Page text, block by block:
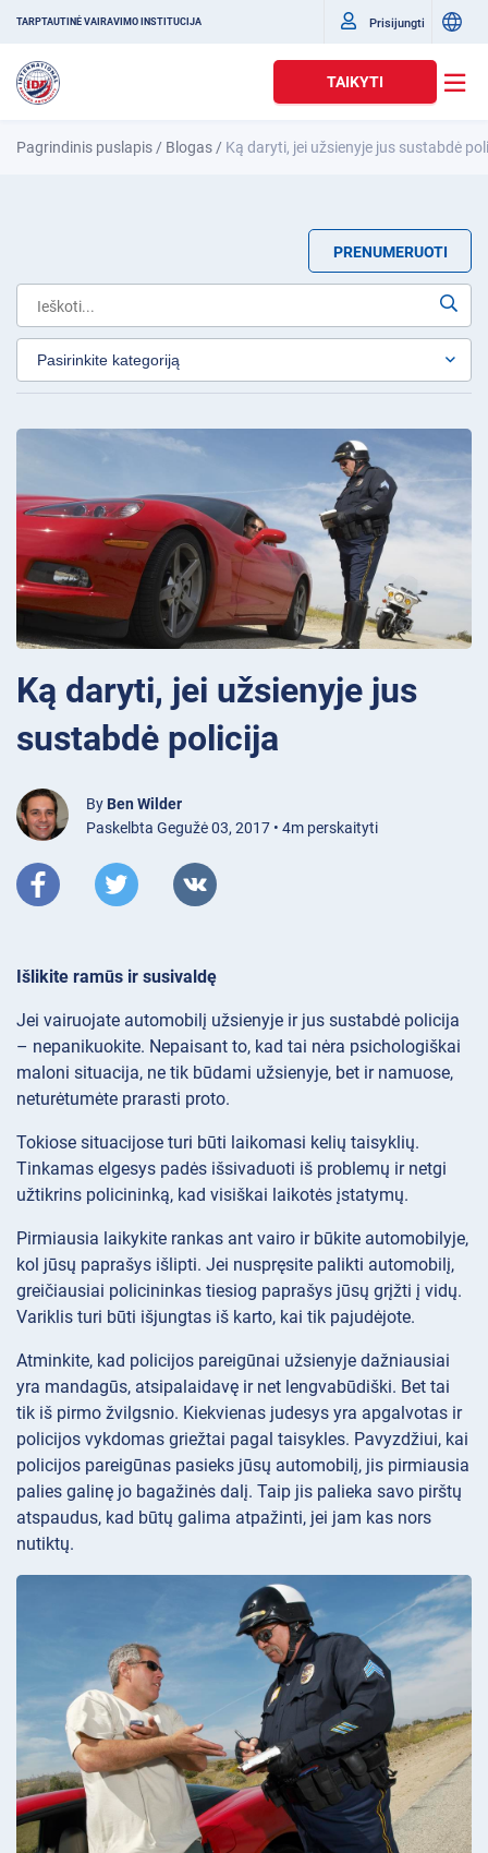
TARPTAUTINĖ VAIRAVIMO INSTITUCIJA Prisijungti
TAIKYTI
Pagrindinis puslapis / Blogas / Ką daryti, jei užsienyje jus sustabdė
PRENUMERUOTI
Ką daryti, jei užsienyje jus
sustabdė policija
By Ben Wilder
Paskelbta Gegužė 03, 2017 • 4m perskaityti
Išlikite ramūs ir susivaldę
Jei vairuojate automobilį užsienyje ir jus sustabdė policija
– nepanikuokite. Nepaisant to, kad tai nėra psichologiškai
maloni situacija, ne tik būdami užsienyje, bet ir namuose,
neturėtumėte prarasti proto.
Tokiose situacijose turi būti laikomasi kelių taisyklių.
Tinkamas elgesys padės išsivaduoti iš problemų ir netgi
užtikrins policininką, kad visiškai laikotės įstatymų.
Pirmiausia laikykite rankas ant vairo ir būkite automobilyje,
kol jūsų paprašys išlipti. Jei nuspręsite palikti automobilį,
greičiausiai policininkas tiesiog paprašys jūsų grįžti į vidų.
Variklis turi būti išjungtas iš karto, kai tik pajudėjote.
Atminkite, kad policijos pareigūnai užsienyje dažniausiai
yra mandagūs, atsipalaidavę ir net lengvabūdiški. Bet tai
tik iš pirmo žvilgsnio. Kiekvienas judesys yra apgalvotas ir
policijos vykdomas griežtai pagal taisykles. Pavyzdžiui, kai
policijos pareigūnas pasieks jūsų automobilį, jis pirmiausia
palies galinę jo bagažinės dalį. Taip jis palieka savo pirštų
atspaudus, kad būtų galima atpažinti, jei jam kas nors
nutiktų.